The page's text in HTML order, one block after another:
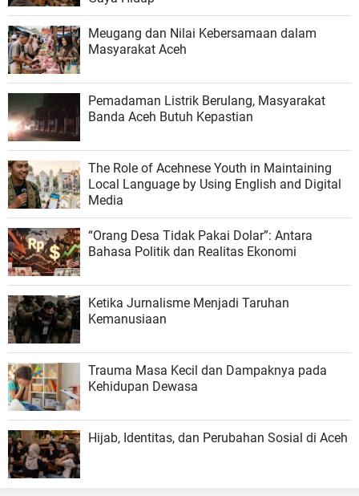
Meugang dan Nilai Kebersamaan dalam
Masyarakat Aceh
Pemadaman Listrik Berulang, Masyarakat
Banda Aceh Butuh Kepastian
The Role of Acehnese Youth in Maintaining
Local Language by Using English and Digital
Media
“Orang Desa Tidak Pakai Dolar”: Antara
Bahasa Politik dan Realitas Ekonomi
Ketika Jurnalisme Menjadi Taruhan
Kemanusiaan
Trauma Masa Kecil dan Dampaknya pada
Kehidupan Dewasa
Hijab, Identitas, dan Perubahan Sosial di Aceh